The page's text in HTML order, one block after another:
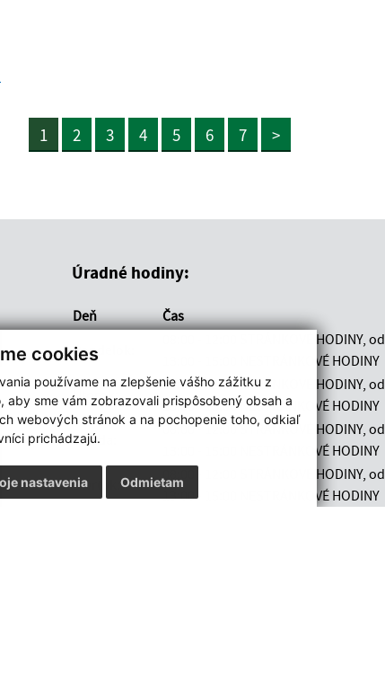
cookies
používame na zlepšenie vášho zážitku z
sme vám zobrazovali prispôsobený obsah a
webových stránok a na pochopenie toho, odkiaľ
prichádzajú.
Odmietam
nastavenia
1 2 3 4 5 6 7 >
Úradné hodiny:
Deň
Čas
Pondelok:
08:00 - 12:00 STRÁNKOVÉ HODINY, od
13:00 - 15:00 NESTRÁNKOVÉ HODINY
Utorok:
08:00 - 12:00 STRÁNKOVÉ HODINY, od
13:00 - 15:00 NESTRÁNKOVÉ HODINY
Streda:
08:00 - 12:00 STRÁNKOVÉ HODINY, od
13:00 - 15:00 NESTRÁNKOVÉ HODINY
Štvrtok:
08:00 - 12:00 STRÁNKOVÉ HODINY, od
13:00 - 15:00 NESTRÁNKOVÉ HODINY